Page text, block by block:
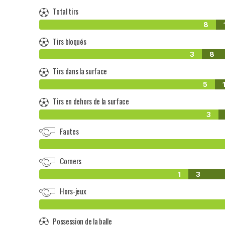
Total tirs
8
Tirs bloqués
3 8
Tirs dans la surface
5
Tirs en dehors de la surface
3
Fautes
Corners
1 3
Hors-jeux
Possession de la balle